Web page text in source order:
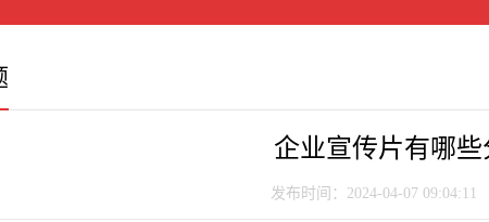
企业宣传片有哪些
发布时间：2024-04-07 09:04:11